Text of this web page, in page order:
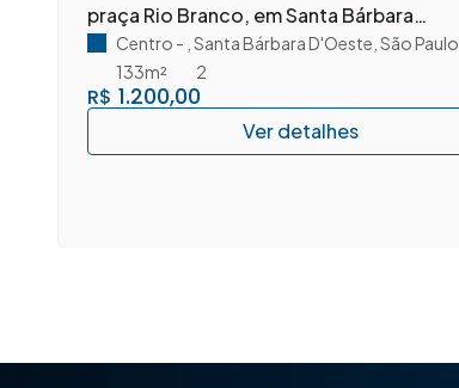
praça Rio Branco, em Santa Bárbara
D'Oeste/SP.
R$ 1.200,00
Centro ,Santa Bárbara D'Oeste ,São Paulo
2
133m²